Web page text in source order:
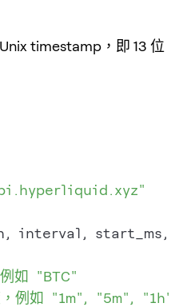
timestamp，即 13 位
interval, start_ms,
如 "BTC"
例如 "1m", "5m",